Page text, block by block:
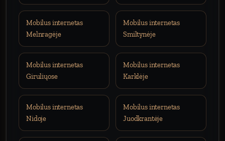
Mobilus internetas
Melnragėje
Mobilus internetas
Smiltynėje
Mobilus internetas
Giruliųose
Mobilus internetas
Karklėje
Mobilus internetas
Nidoje
Mobilus internetas
Juodkrantėje